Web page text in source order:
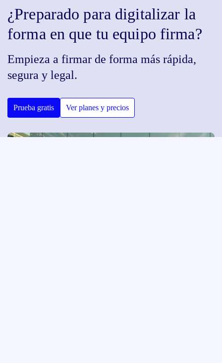
¿Preparado para digitalizar la
forma en que tu equipo firma?
Empieza a firmar de forma más rápida,
segura y legal.
Prueba gratis Ver planes y precios